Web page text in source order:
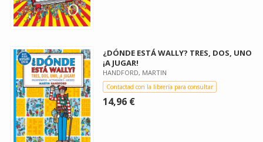
¿DÓNDE ESTÁ WALLY? TRES, DOS, UNO
¡A JUGAR!
HANDFORD, MARTIN
Contactad con la librería para consultar
14,96 €